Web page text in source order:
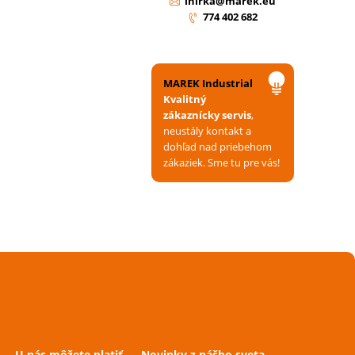
774 402 682
MAREK Industrial
Kvalitný
zákaznícky servis,
neustály kontakt a
dohľad nad priebehom
zákaziek. Sme tu pre vás!